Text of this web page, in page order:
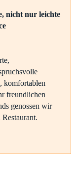
nicht nur leichte
komfortablen
freundlichen
genossen wir